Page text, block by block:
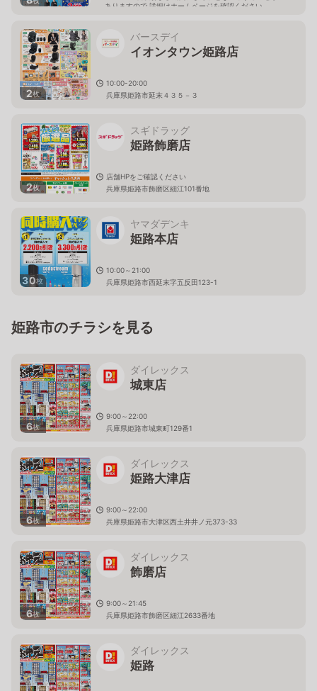
ありますので 詳細はホームページを確認ください
2枚
バースデイ
イオンタウン姫路店
10:00-20:00
兵庫県姫路市延末４３５－３
2枚
スギドラッグ
姫路飾磨店
店舗HPをご確認ください
兵庫県姫路市飾磨区細江101番地
30枚
ヤマダデンキ
姫路本店
10:00～21:00
兵庫県姫路市西延末字五反田123-1
姫路市のチラシを見る
6枚
ダイレックス
城東店
9:00～22:00
兵庫県姫路市城東町129番1
6枚
ダイレックス
姫路大津店
9:00～22:00
兵庫県姫路市大津区西土井井ノ元373-33
6枚
ダイレックス
飾磨店
9:00～21:45
兵庫県姫路市飾磨区細江2633番地
ダイレックス
姫路